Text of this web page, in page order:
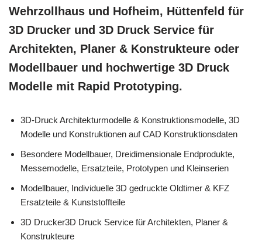
Wehrzollhaus und Hofheim, Hüttenfeld für
3D Drucker und 3D Druck Service für
Architekten, Planer & Konstrukteure oder
Modellbauer und hochwertige 3D Druck
Modelle mit Rapid Prototyping.
3D-Druck Architekturmodelle & Konstruktionsmodelle, 3D
Modelle und Konstruktionen auf CAD Konstruktionsdaten
Besondere Modellbauer, Dreidimensionale Endprodukte,
Messemodelle, Ersatzteile, Prototypen und Kleinserien
Modellbauer, Individuelle 3D gedruckte Oldtimer & KFZ
Ersatzteile & Kunststoffteile
3D Drucker3D Druck Service für Architekten, Planer &
Konstrukteure